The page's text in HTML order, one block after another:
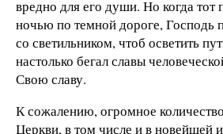
вредно для его души. Но когда
ночью по темной дороге, Господь
со светильником, чтоб осветить
настолько бегал славы
Свою славу.
К сожалению, огромное
Церкви, в том числе и в новейшей